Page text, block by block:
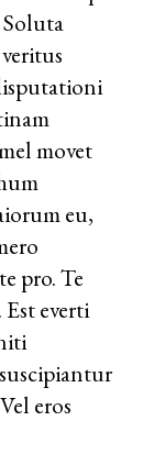
movet
eu,
pro. Te
. Est everti
eros